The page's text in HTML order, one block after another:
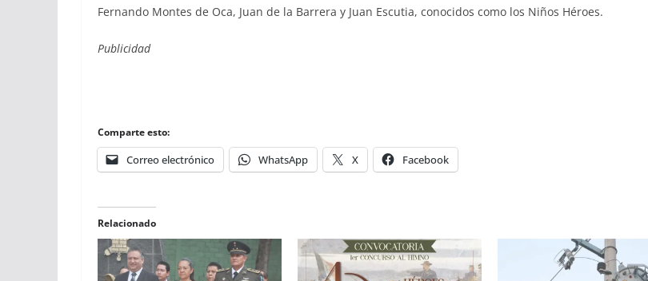
Fernando Montes de Oca, Juan de la Barrera y Juan Escutia, conocidos como los Niños Héroes.
Publicidad
Comparte esto:
Correo electrónico WhatsApp X Facebook
Relacionado